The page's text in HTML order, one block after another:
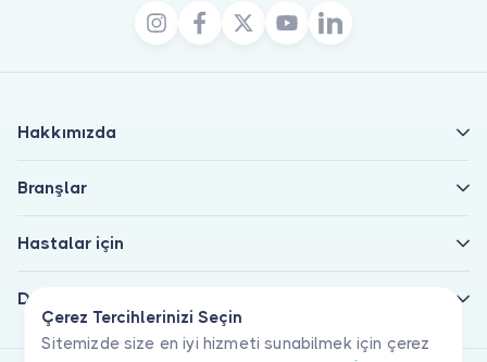
Çerez Tercihlerinizi Seçin
Sitemizde size en iyi hizmeti sunabilmek için çerez
Hakkımızda
Branşlar
Hastalar için
Doktorlar için